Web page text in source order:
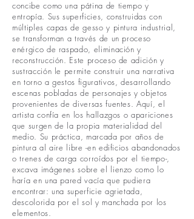
concibe como una pátina de tiempo y
entropía. Sus superficies, construidas con
múltiples capas de gesso y pintura industrial,
se transforman a través de un proceso
enérgico de raspado, eliminación y
reconstrucción. Este proceso de adición y
sustracción le permite construir una narrativa
en torno a gestos figurativos, desarrollando
escenas pobladas de personajes y objetos
provenientes de diversas fuentes. Aquí, el
artista confía en los hallazgos o apariciones
que surgen de la propia materialidad del
medio. Su práctica, marcada por años de
pintura al aire libre -en edificios abandonados
o trenes de carga corroídos por el tiempo-,
excava imágenes sobre el lienzo como lo
haría en una pared vacía que pudiera
encontrar: una superficie agrietada,
descolorida por el sol y manchada por los
elementos.